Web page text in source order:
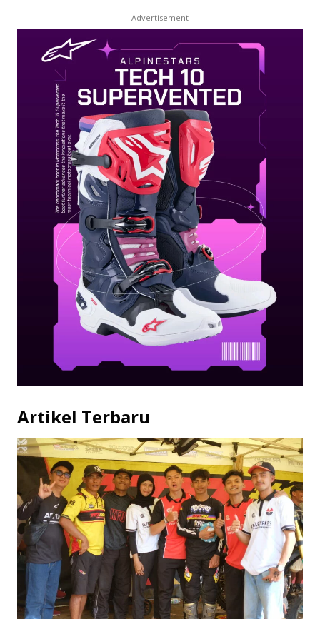
- Advertisement -
Artikel Terbaru